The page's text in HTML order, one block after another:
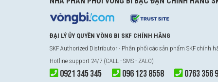
Vòng bi SKF 6020-2Z thế hệ Explorer được nâng lên cao
nhiệt độ của vòng bi SKF Explorer thấp hơn rất nhiều.
ĐẠI LÝ ỦY QUYỀN VÒNG BI SKF CHÍNH HÃNG
SKF Authorized Distributor - Phân phối các sản phẩm SKF chính
Hotline support 24/7 (CALL - SMS - ZALO)
0921 345 345 096 123 8558 0763 356